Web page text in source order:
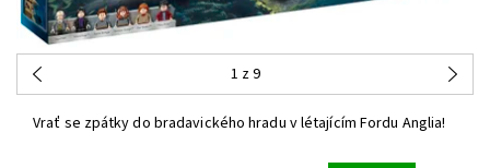
1 z 9
Vrať se zpátky do bradavického hradu v létajícím Fordu Anglia!